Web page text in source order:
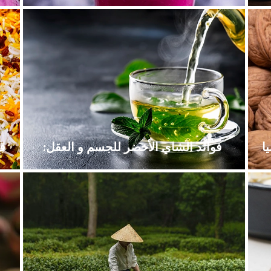
فوائد الشاي الأخضر للجسم و العقل: